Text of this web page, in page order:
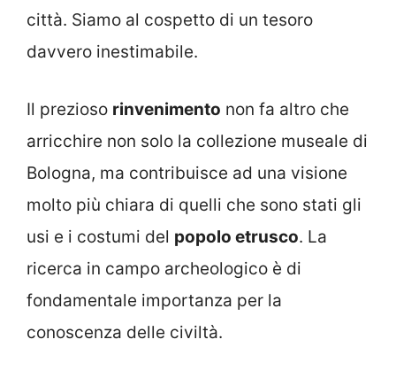
città. Siamo al cospetto di un tesoro
davvero inestimabile.
Il prezioso rinvenimento non fa altro che
arricchire non solo la collezione museale di
Bologna, ma contribuisce ad una visione
molto più chiara di quelli che sono stati gli
usi e i costumi del popolo etrusco. La
ricerca in campo archeologico è di
fondamentale importanza per la
conoscenza delle civiltà.